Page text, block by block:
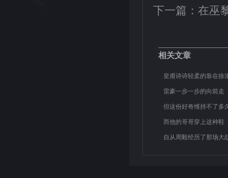
下一篇： 在巫
相关文章
皇甫诗诗轻柔的靠在徐
雷豪一步一步的向前走
但这份好奇维持不了多
而他的哥哥穿上这种鞋
自从周毅经历了那场大